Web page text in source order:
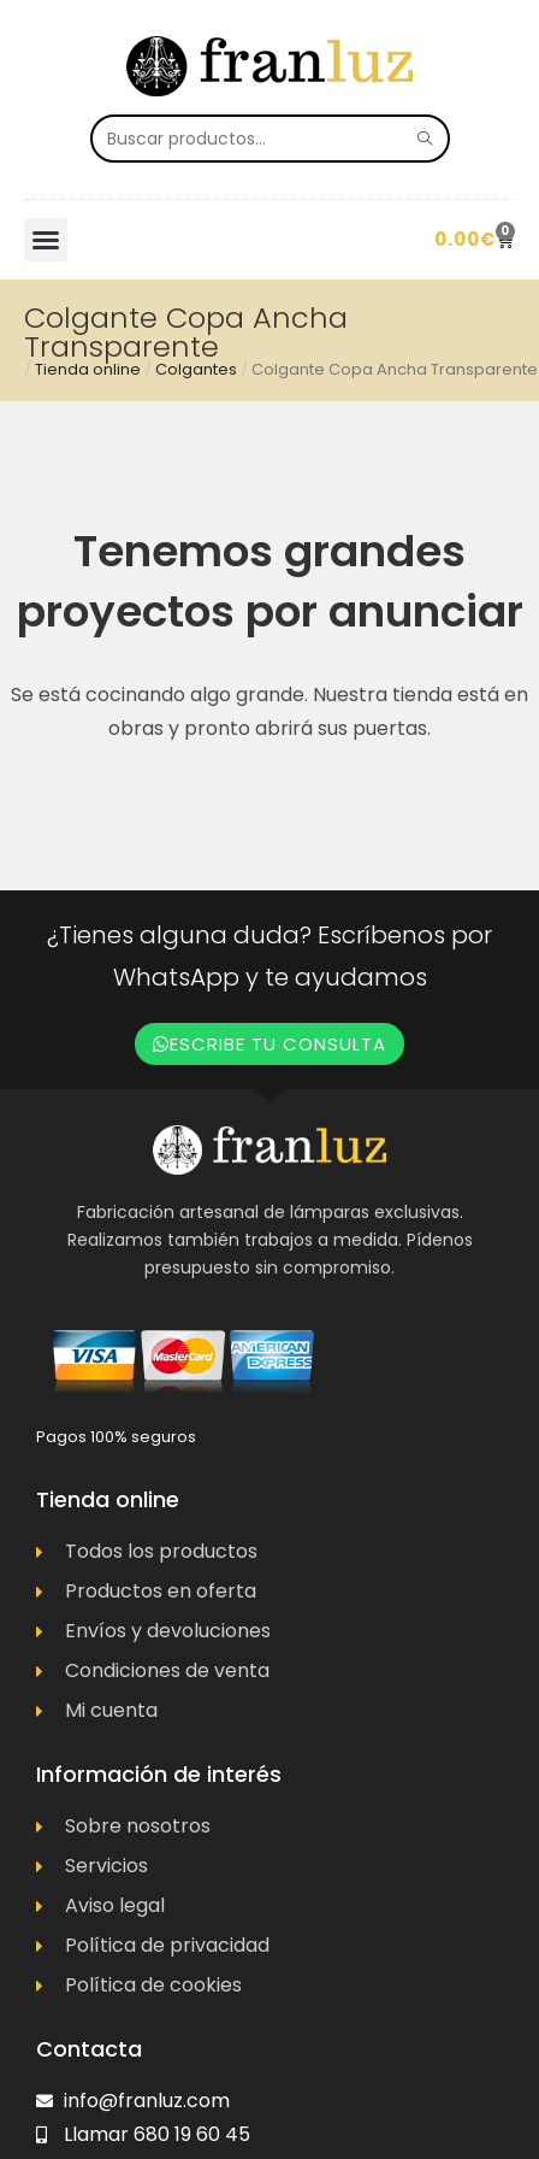
0.00€ 0
Colgante Copa Ancha
Transparente
/ Tienda online / Colgantes / Colgante Copa Ancha Transparente
Tenemos grandes
proyectos por anunciar
Se está cocinando algo grande. Nuestra tienda está en
obras y pronto abrirá sus puertas.
¿Tienes alguna duda? Escríbenos por
WhatsApp y te ayudamos
ESCRIBE TU CONSULTA
Fabricación artesanal de lámparas exclusivas.
Realizamos también trabajos a medida. Pídenos
presupuesto sin compromiso.
Pagos 100% seguros
Tienda online
Todos los productos
Productos en oferta
Envíos y devoluciones
Condiciones de venta
Mi cuenta
Información de interés
Sobre nosotros
Servicios
Aviso legal
Política de privacidad
Política de cookies
Contacta
info@franluz.com
Llamar 680 19 60 45